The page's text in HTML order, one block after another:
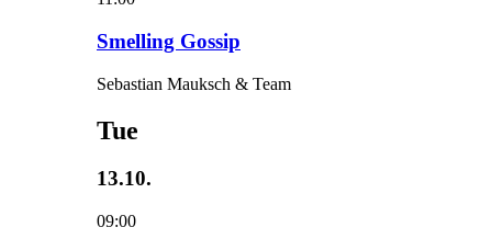
Smelling Gossip
Sebastian Mauksch & Team
Tue
13.10.
09:00